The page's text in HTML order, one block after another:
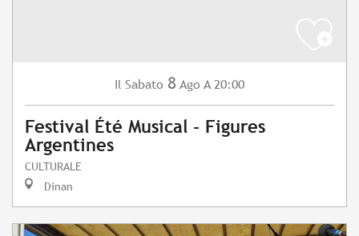
Il Sabato 8 Ago A 20:00
Festival Été Musical - Figures
Argentines
CULTURALE
Dinan